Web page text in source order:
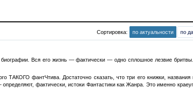
Сортировка: по актуальности по
Вся его жизнь — фактически — одно сплошное лезвие
ТАКОГО фантЧтива. Достаточно сказать, что три его книжки,
фактически, истоки Фантастики как Жанра. Это именно